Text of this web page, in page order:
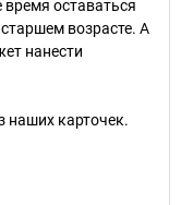
оставаться
возрасте. А
нанести
наших карточек.